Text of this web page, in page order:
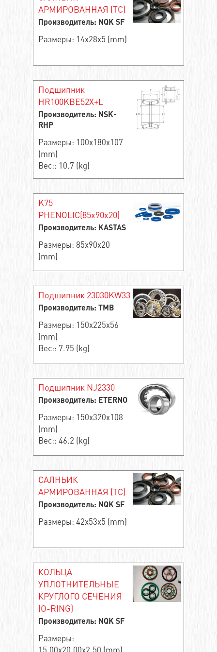
АРМИРОВАННАЯ (TC)
Производитель: NQK SF
Размеры: 14x28x5 (mm)
Подшипник
HR100KBE52X+L
Производитель: NSK-
RHP
Размеры: 100x180x107
(mm)
Вес:: 10.7 (kg)
K75
PHENOLIC(85x90x20)
Производитель: KASTAS
Размеры: 85x90x20
(mm)
Подшипник 23030KW33
Производитель: TMB
Размеры: 150x225x56
(mm)
Вес:: 7.95 (kg)
Подшипник NJ2330
Производитель: ETERNO
Размеры: 150x320x108
(mm)
Вес:: 46.2 (kg)
САЛНЬИК
АРМИРОВАННАЯ (TC)
Производитель: NQK SF
Размеры: 42x53x5 (mm)
КОЛЬЦА
УПЛОТНИТЕЛЬНЫЕ
КРУГЛОГО СЕЧЕНИЯ
(O-RING)
Производитель: NQK SF
Размеры:
15.00x20.00x2.50 (mm)